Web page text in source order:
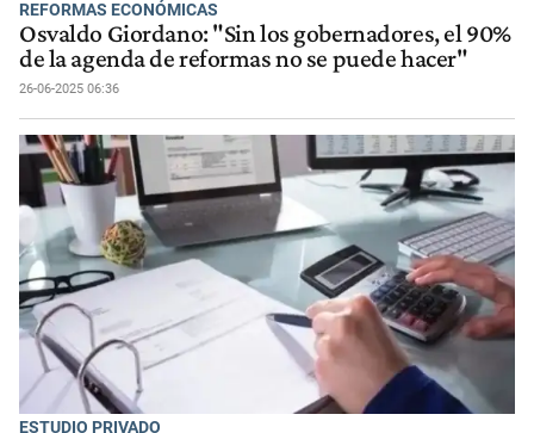
REFORMAS ECONÓMICAS
Osvaldo Giordano: "Sin los gobernadores, el 90%
de la agenda de reformas no se puede hacer"
26-06-2025 06:36
ESTUDIO PRIVADO